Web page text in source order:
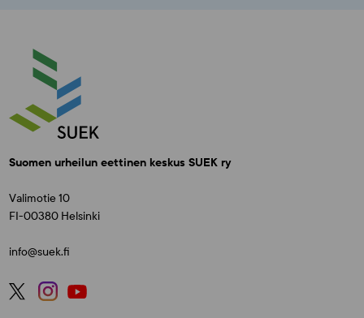
Suomen urheilun eettinen keskus SUEK ry
Valimotie 10
FI-00380 Helsinki
info@suek.fi